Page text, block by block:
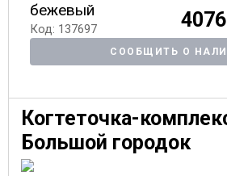
бежевый
Код: 137697
СООБЩИТЬ О
Когтеточка-
Большой городок